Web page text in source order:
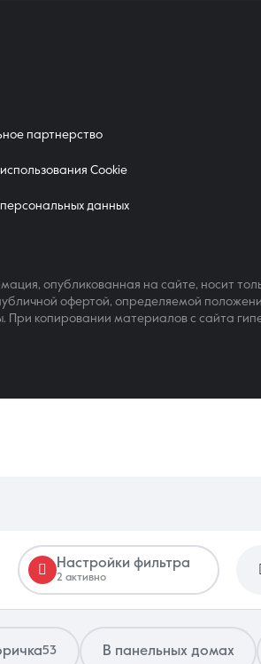
партнерство
использования Cookie
персональных данных
опубликованная на сайте, носит
офертой, определяемой
При копировании материалов с сайта
Настройки фильтра
2 активно
53 В панельных домах